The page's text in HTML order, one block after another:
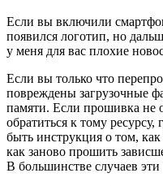
Если вы включили
появился логотип, но
у меня для вас плохие
Если вы только что
повреждены загрузочные
памяти. Если прошивка не
обратиться к тому
быть инструкция о том,
как заново прошить
В большинстве случаев